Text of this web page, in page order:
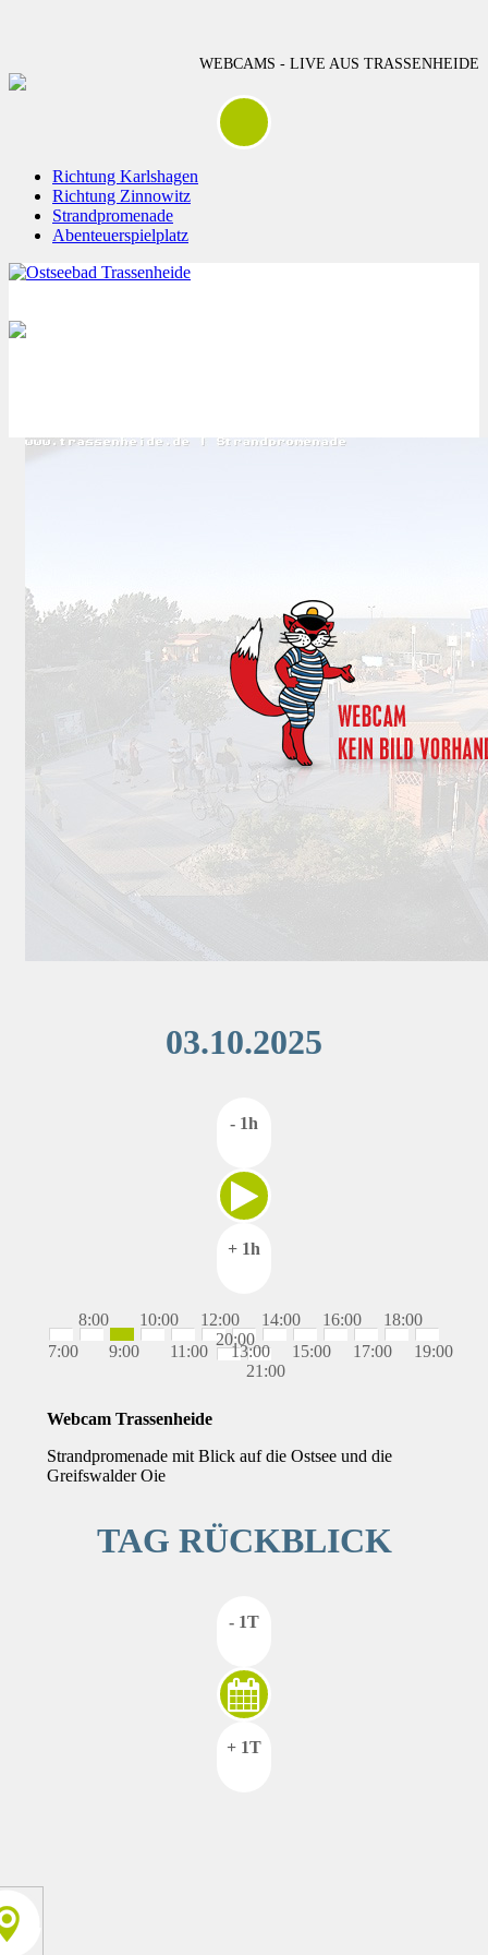
WEBCAMS - LIVE AUS TRASSENHEIDE
Richtung Karlshagen
Richtung Zinnowitz
Strandpromenade
Abenteuerspielplatz
03.10.2025
- 1h
+ 1h
7:00
8:00
9:00
10:00
11:00
12:00
13:00
14:00
15:00
16:00
17:00
18:00
19:00
20:00
21:00
Webcam Trassenheide
Strandpromenade mit Blick auf die Ostsee und die
Greifswalder Oie
TAG RÜCKBLICK
- 1T
+ 1T